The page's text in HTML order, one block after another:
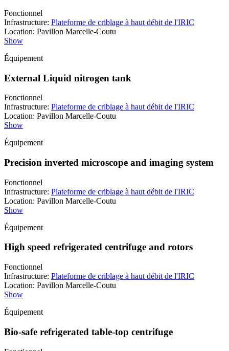
Fonctionnel
Infrastructure: Plateforme de criblage à haut débit de l'IRIC
Location: Pavillon Marcelle-Coutu
Show
Équipement
External Liquid nitrogen tank
Fonctionnel
Infrastructure: Plateforme de criblage à haut débit de l'IRIC
Location: Pavillon Marcelle-Coutu
Show
Équipement
Precision inverted microscope and imaging system
Fonctionnel
Infrastructure: Plateforme de criblage à haut débit de l'IRIC
Location: Pavillon Marcelle-Coutu
Show
Équipement
High speed refrigerated centrifuge and rotors
Fonctionnel
Infrastructure: Plateforme de criblage à haut débit de l'IRIC
Location: Pavillon Marcelle-Coutu
Show
Équipement
Bio-safe refrigerated table-top centrifuge